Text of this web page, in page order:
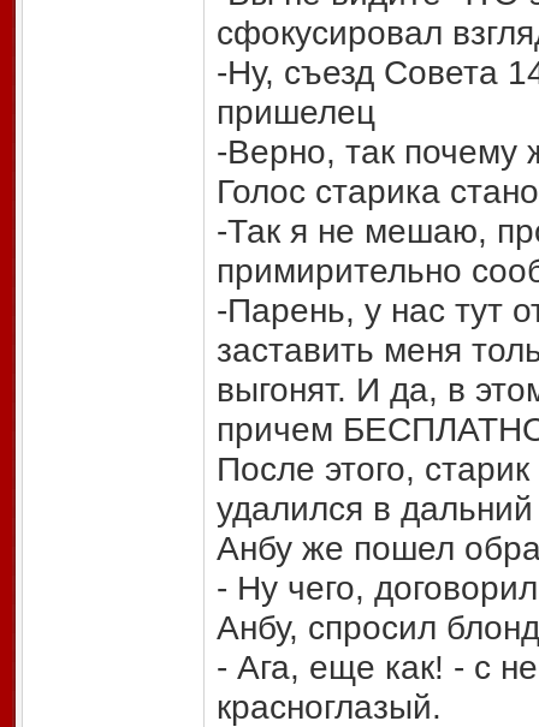
сфокусировал
-Ну, съезд Совета
пришелец
-Верно, так
Голос старика
-Так я не мешаю,
примирительно
-Парень, у нас тут
заставить меня
выгонят. И да, в
причем
После этого,
удалился в
Анбу же пошел
- Ну чего,
Анбу, спросил
- Ага, еще как! - с
красноглазый.